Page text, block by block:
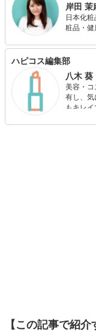
岸田 茉
日本化粧
粧品・健
化粧品会
います。 大切にしているのは「消費者目線でものを考える
に、読者
情報をお
ハピコス編集部
八木 葵
美容・
有し、気
もキレ
【この記事で紹介